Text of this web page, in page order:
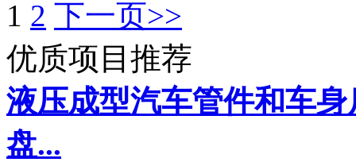
1 2 下一页>>
优质项目推荐
液压成型汽车管件和车
盘...